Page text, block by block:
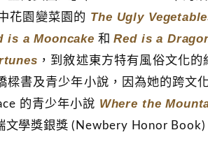
花園變菜園的 The Ugly
is a Mooncake 和Red is a
，到敘述東方特有風俗文化的
樑書及青少年小說，因為她的跨文
的青少年小說 Where the
文學獎銀獎 (Newbery Honor Book)